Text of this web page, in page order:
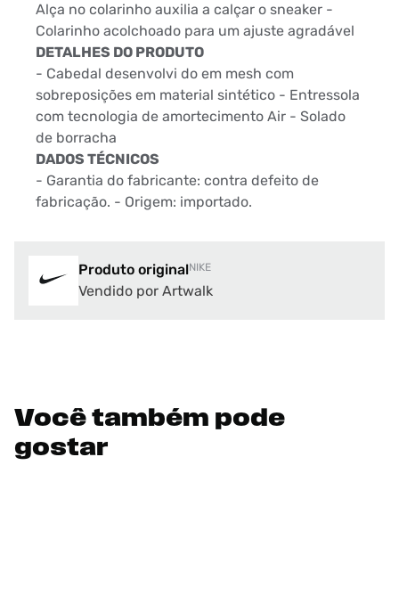
Alça no colarinho auxilia a calçar o sneaker -
Colarinho acolchoado para um ajuste agradável
DETALHES DO PRODUTO
- Cabedal desenvolvi do em mesh com
sobreposições em material sintético - Entressola
com tecnologia de amortecimento Air - Solado
de borracha
DADOS TÉCNICOS
- Garantia do fabricante: contra defeito de
fabricação. - Origem: importado.
Produto originalNIKE
Vendido por Artwalk
Você também pode
gostar